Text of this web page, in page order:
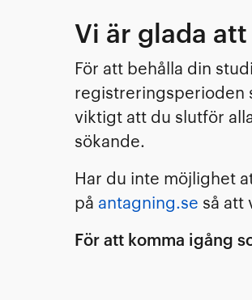
Vi är glada
För att behålla din
registreringsperioden
viktigt att du slutför
sökande.
Har du inte möjlighet
på antagning.se så att
För att komma igång